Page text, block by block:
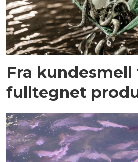
Fra kundesmell
fulltegnet